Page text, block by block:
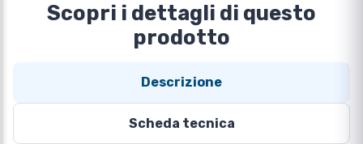
Scopri i dettagli di questo
prodotto
Descrizione
Scheda tecnica